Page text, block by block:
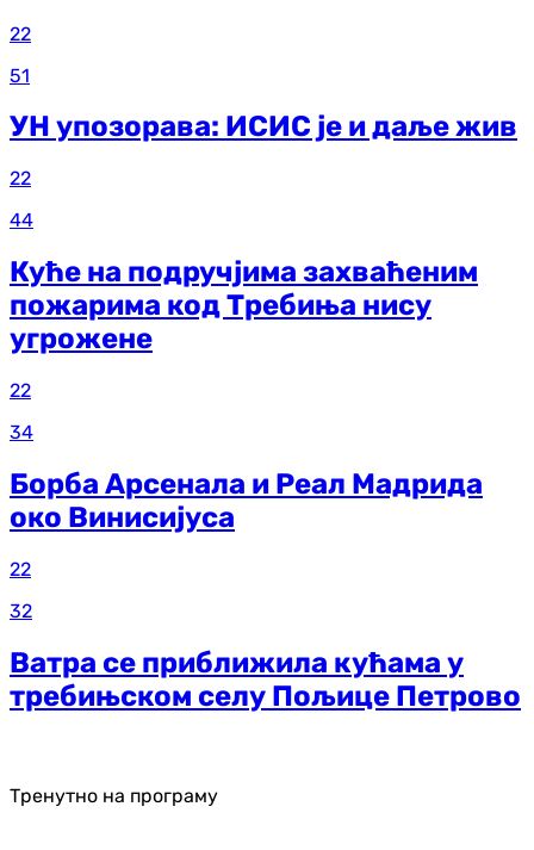
22
51
УН упозорава: ИСИС је и даље жив
22
44
Куће на подручјима захваћеним
пожарима код Требиња нису
угрожене
22
34
Борба Арсенала и Реал Мадрида
око Винисијуса
22
32
Ватра се приближила кућама у
требињском селу Пољице Петрово
Тренутно на програму